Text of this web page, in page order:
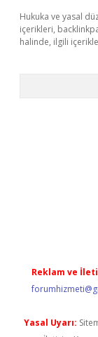
Hukuka ve yasal
içerikleri,
halinde, ilgili
Reklam ve
Yasal Uyarı: